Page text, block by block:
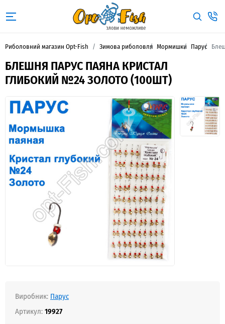
Риболовний магазин Opt-Fish Зимова риболовля Мормишки Парус
БЛЕШНЯ ПАРУС ПАЯНА КРИСТАЛ
ГЛИБОКИЙ №24 ЗОЛОТО (100ШТ)
Виробник: Парус
Артикул:19927